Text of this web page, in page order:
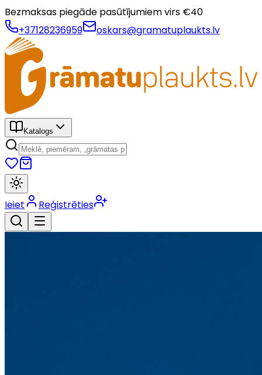
Bezmaksas piegāde pasūtījumiem virs €40
+37128236959
oskars@gramatuplaukts.lv
Katalogs
Ieiet Reģistrēties